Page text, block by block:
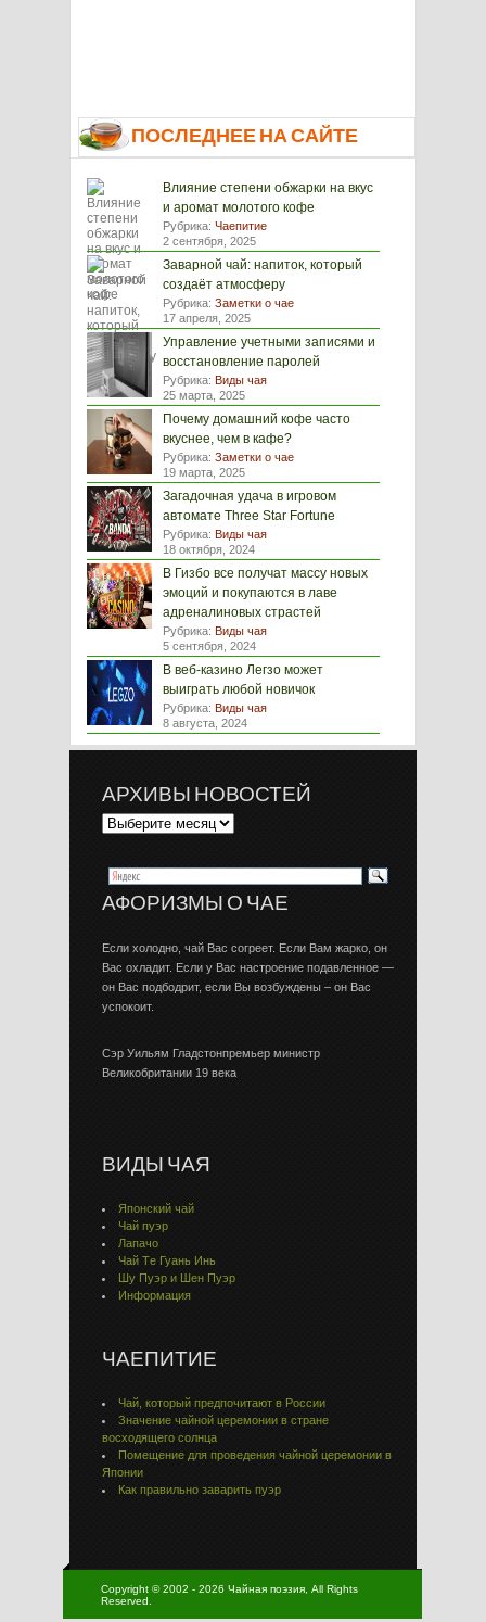
ПОСЛЕДНЕЕ НА САЙТЕ
Влияние степени обжарки на вкус
и аромат молотого кофе
Рубрика: Чаепитие
2 сентября, 2025
Заварной чай: напиток, который
создаёт атмосферу
Рубрика: Заметки о чае
17 апреля, 2025
Управление учетными записями и
восстановление паролей
Рубрика: Виды чая
25 марта, 2025
Почему домашний кофе часто
вкуснее, чем в кафе?
Рубрика: Заметки о чае
19 марта, 2025
Загадочная удача в игровом
автомате Three Star Fortune
Рубрика: Виды чая
18 октября, 2024
В Гизбо все получат массу новых
эмоций и покупаются в лаве
адреналиновых страстей
Рубрика: Виды чая
5 сентября, 2024
В веб-казино Легзо может
выиграть любой новичок
Рубрика: Виды чая
8 августа, 2024
АРХИВЫ НОВОСТЕЙ
АФОРИЗМЫ О ЧАЕ
Если холодно, чай Вас согреет. Если Вам жарко, он
Вас охладит. Если у Вас настроение подавленное —
он Вас подбодрит, если Вы возбуждены – он Вас
успокоит.
Сэр Уильям Гладстонпремьер министр
Великобритании 19 века
ВИДЫ ЧАЯ
Японский чай
Чай пуэр
Лапачо
Чай Тe Гуaнь Инь
Шу Пуэр и Шен Пуэр
Информация
ЧАЕПИТИЕ
Чай, который предпочитают в России
Значение чайной церемонии в стране
восходящего солнца
Помещение для проведения чайной церемонии в
Японии
Как правильно заварить пуэр
Copyright © 2002 - 2026 Чайная поэзия, All Rights
Reserved.